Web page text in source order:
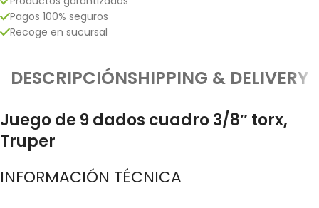
Pagos 100% seguros
Recoge en sucursal
DESCRIPCIÓNSHIPPING & DELIVERY
Juego de 9 dados cuadro 3/8″ torx,
Truper
INFORMACIÓN TÉCNICA